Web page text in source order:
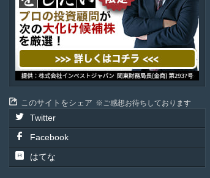
このサイトをシェア ご感想お待ちしております
Twitter
Facebook
はてな